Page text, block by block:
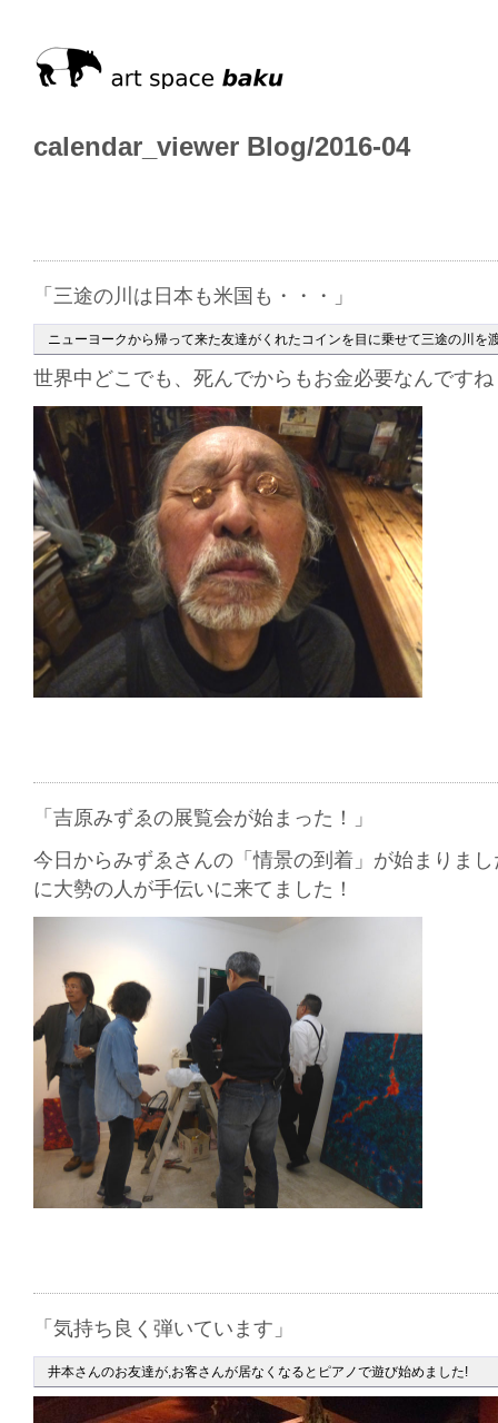
calendar_viewer Blog/2016-04
「三途の川は日本も米国も・・・」
ニューヨークから帰って来た友達がくれたコインを目に乗せて三途の川を
世界中どこでも、死んでからもお金必要なんですね
「吉原みずゑの展覧会が始まった！」
今日からみずゑさんの「情景の到着」が始まりま
に大勢の人が手伝いに来てました！
「気持ち良く弾いています」
井本さんのお友達が,お客さんが居なくなるとピアノで遊び始めました!